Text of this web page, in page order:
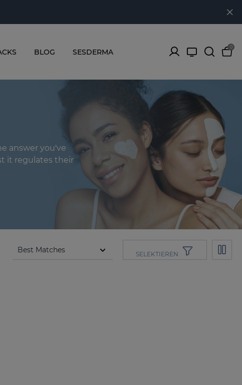
BLOG SESDERMA
0
answer you've
it regulates their
SELEKTIEREN